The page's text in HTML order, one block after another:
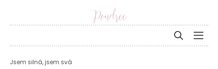
Jsem silná, jsem svá